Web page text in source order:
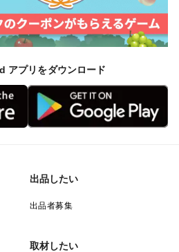
アプリをダウンロード
出品したい
出品者募集
取材したい